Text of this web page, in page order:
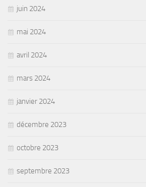
juin 2024
mai 2024
avril 2024
mars 2024
janvier 2024
décembre 2023
octobre 2023
septembre 2023